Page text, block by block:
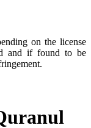
on the license
and if found to be